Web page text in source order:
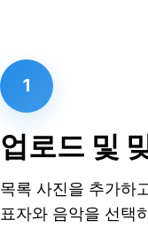
1
업로드 및
목록 사진을 추가하
표자와 음악을 선택